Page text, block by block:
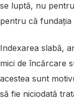
se luptă, nu
pentru că
Indexarea slabă,
mici de încărcare
acestea sunt
să fie niciodată